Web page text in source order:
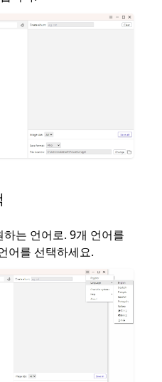
는 언어로. 9개 언어를
어를 선택하세요.